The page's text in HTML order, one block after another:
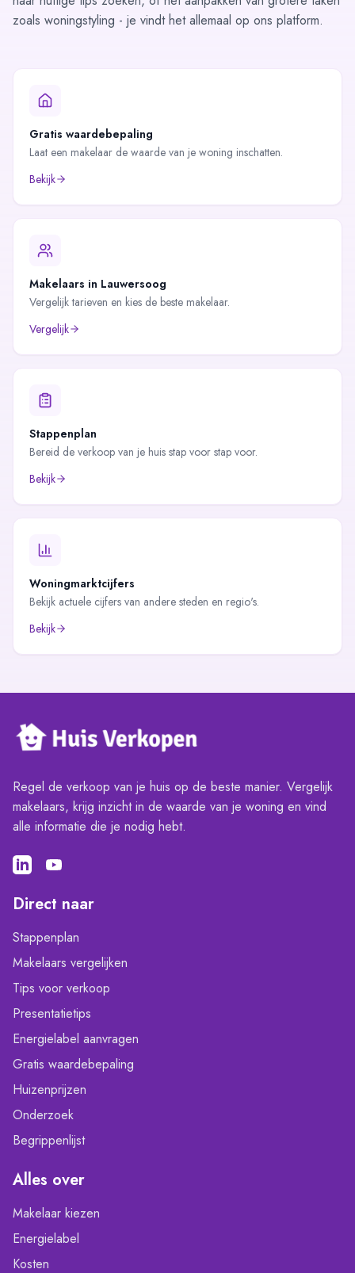
zoals woningstyling - je vindt het allemaal op ons platform.
Gratis waardebepaling
Laat een makelaar de waarde van je woning inschatten.
Bekijk
Makelaars in Lauwersoog
Vergelijk tarieven en kies de beste makelaar.
Vergelijk
Stappenplan
Bereid de verkoop van je huis stap voor stap voor.
Bekijk
Woningmarktcijfers
Bekijk actuele cijfers van andere steden en regio's.
Bekijk
Regel de verkoop van je huis op de beste manier. Vergelijk
makelaars, krijg inzicht in de waarde van je woning en vind
alle informatie die je nodig hebt.
Direct naar
Stappenplan
Makelaars vergelijken
Tips voor verkoop
Presentatietips
Energielabel aanvragen
Gratis waardebepaling
Huizenprijzen
Onderzoek
Begrippenlijst
Alles over
Makelaar kiezen
Energielabel
Kosten